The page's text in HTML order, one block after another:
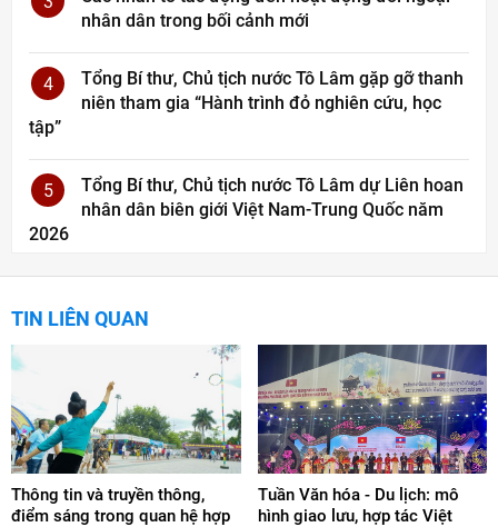
nhân dân trong bối cảnh mới
4
Tổng Bí thư, Chủ tịch nước Tô Lâm gặp gỡ thanh
niên tham gia “Hành trình đỏ nghiên cứu, học
tập”
5
Tổng Bí thư, Chủ tịch nước Tô Lâm dự Liên hoan
nhân dân biên giới Việt Nam-Trung Quốc năm
2026
TIN LIÊN QUAN
Thông tin và truyền thông,
điểm sáng trong quan hệ hợp
Tuần Văn hóa - Du lịch: mô
hình giao lưu, hợp tác Việt